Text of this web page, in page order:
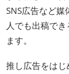
SNS広告など
人でも出稿で
ます。
推し広告をは